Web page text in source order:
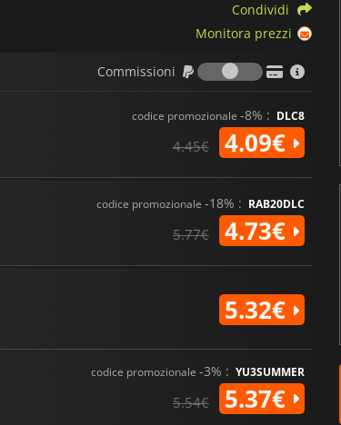
Condividi
Monitora prezzi
Commissioni
Commissioni
codice promozionale -8% : DLC8
4.45€ 4.09€
codice promozionale -18% : RAB20DLC
5.77€ 4.73€
5.32€
codice promozionale -3% : YU3SUMMER
5.54€ 5.37€